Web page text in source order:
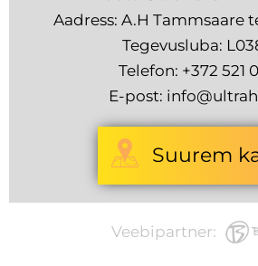
Aadress: A.H Tammsaare
Tegevusluba:
Telefon: +372 521
E-post:
Suurem
Veebipartner: